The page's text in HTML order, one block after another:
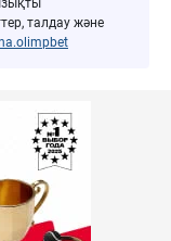
талдау және